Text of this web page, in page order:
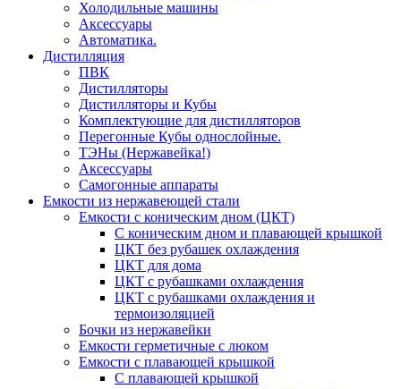
Холодильные машины
Аксессуары
Автоматика.
Дистилляция
ПВК
Дистилляторы
Дистилляторы и Кубы
Комплектующие для дистилляторов
Перегонные Кубы однослойные.
ТЭНы (Нержавейка!)
Аксессуары
Самогонные аппараты
Емкости из нержавеющей стали
Емкости с коническим дном (ЦКТ)
С коническим дном и плавающей крышкой
ЦКТ без рубашек охлаждения
ЦКТ для дома
ЦКТ с рубашками охлаждения
ЦКТ с рубашками охлаждения и
термоизоляцией
Бочки из нержавейки
Емкости герметичные с люком
Емкости с плавающей крышкой
С плавающей крышкой